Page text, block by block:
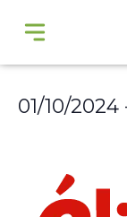
01/10/2024